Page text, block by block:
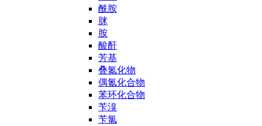
酰胺
脒
胺
酸酐
芳基
叠氮化物
偶氮化合物
苯环化合物
苄溴
苄氯